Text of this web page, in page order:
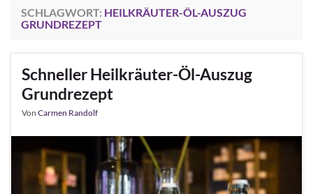
SCHLAGWORT: HEILKRÄUTER-ÖL-AUSZUG
GRUNDREZEPT
Schneller Heilkräuter-Öl-Auszug
Grundrezept
Von Carmen Randolf